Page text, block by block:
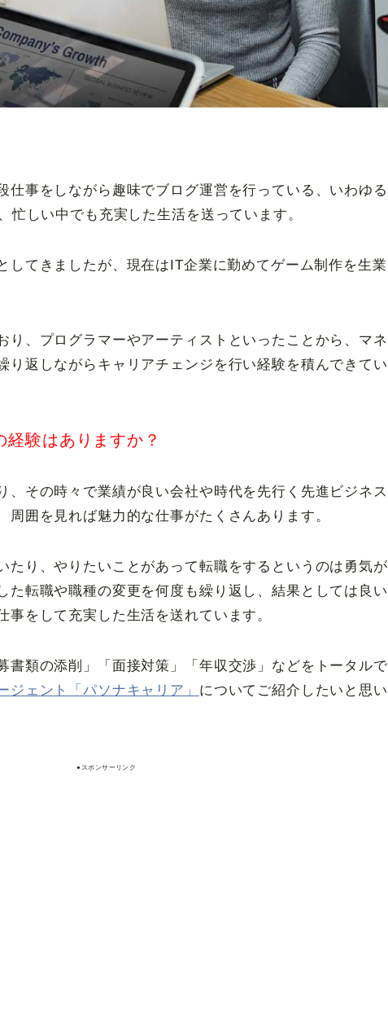
仕事をしながら趣味でブログ運営を行っている、いわゆる
忙しい中でも充実した生活を送っています。
してきましたが、現在はIT企業に勤めてゲーム制作を生業
り、プログラマーやアーティストといったことから、マネ
り返しながらキャリアチェンジを行い経験を積んできてい
経験はありますか？
、その時々で業績が良い会社や時代を先行く先進ビジネス
周囲を見れば魅力的な仕事がたくさんあります。
たり、やりたいことがあって転職をするというのは勇気が
た転職や職種の変更を何度も繰り返し、結果としては良い
事をして充実した生活を送れています。
書類の添削」「面接対策」「年収交渉」などをトータルで
ジェント「パソナキャリア」 についてご紹介したいと思い
●スポンサーリンク